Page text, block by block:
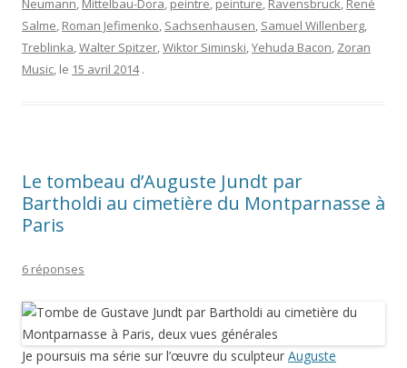
Neumann, Mittelbau-Dora, peintre, peinture, Ravensbruck, René
Salme, Roman Jefimenko, Sachsenhausen, Samuel Willenberg,
Treblinka,Walter Spitzer,Wiktor Siminski,Yehuda Bacon, Zoran
Music, le 15 avril 2014 .
Le tombeau d’Auguste Jundt par
Bartholdi au cimetière du Montparnasse à
Paris
6 réponses
Je poursuis ma série sur l’œuvre du sculpteur Auguste